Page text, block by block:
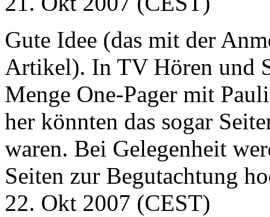
Gute Idee (das mit der
Artikel). In TV Hören und
Menge One-Pager mit
her könnten das sogar
waren. Bei Gelegenheit
Seiten zur Begutachtung
22. Okt 2007 (CEST)